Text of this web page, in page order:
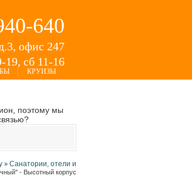
640
офис 247
19, сб 11-16
КРУИЗЫ
поэтому мы
» Санатории, отели и
- Высотный корпус